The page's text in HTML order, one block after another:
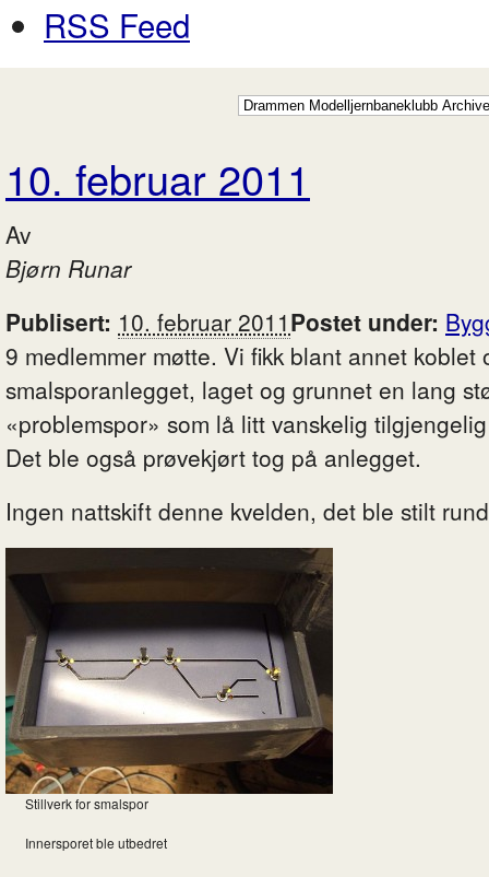
RSS Feed
10. februar 2011
Av
Bjørn Runar
Publisert: 10. februar 2011Postet under:
9 medlemmer møtte. Vi fikk blant annet koblet
smalsporanlegget, laget og grunnet en lang
«problemspor» som lå litt vanskelig
Det ble også prøvekjørt tog på anlegget.
Ingen nattskift denne kvelden, det ble stilt
Stillverk for smalspor
Innersporet ble utbedret